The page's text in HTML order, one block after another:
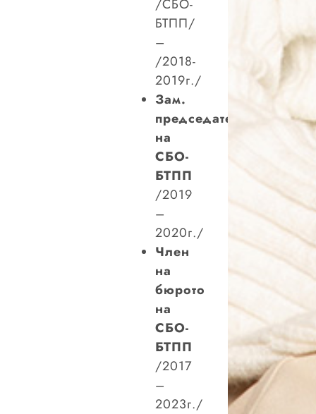
/СБО-
БТПП/
–
/2018-
2019г./
Зам.
председател
на
СБО-
БТПП
/2019
–
2020г./
Член
на
бюрото
на
СБО-
БТПП
/2017
–
2023г./